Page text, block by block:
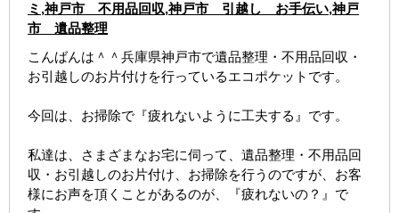
ミ ,神戸市 不用品回収,神戸市 引越し お手伝い,神戸
市 遺品整理
こんばんは＾＾兵庫県神戸市で遺品整理・不用品回収・
お引越しのお片付けを行っているエコポケットです。
今回は、お掃除で『疲れないように工夫する』です。
私達は、さまざまなお宅に伺って、遺品整理・不用品回
収・お引越しのお片付け、お掃除を行うのですが、お客
様にお声を頂くことがあるのが、『疲れないの？』で